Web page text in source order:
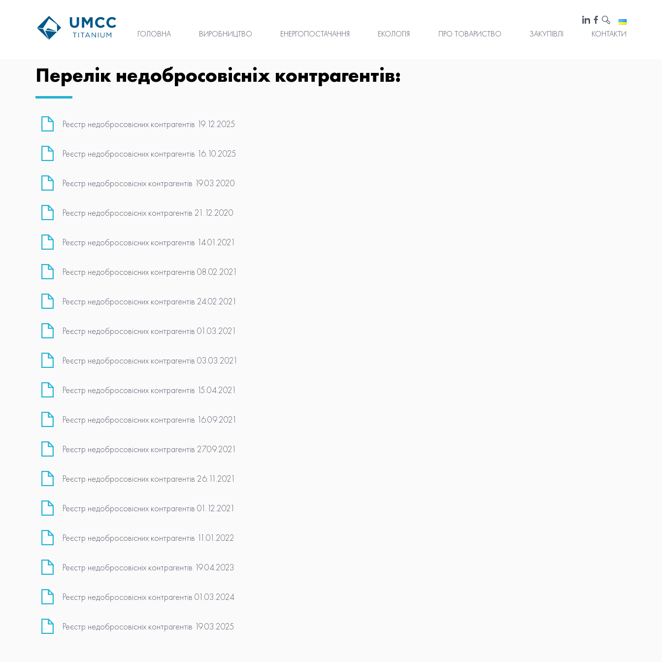
ГОЛОВНА ВИРОБНИЦТВО ЕНЕРГОПОСТАЧАННЯ ЕКОЛОГІЯ ПРО ТОВАРИСТВО ЗАКУПІВЛІ КОНТАКТИ
Перелік недобросовісніх контрагентів:
Реєстр недобросовісних контрагентів 19.12.2025
Реєстр недобросовісних контрагентів 16.10.2025
Реєстр недобросовісніх контрагентів 19.03.2020
Реєстр недобросовісніх контрагентів 21.12.2020
Реєстр недобросовісних контрагентів 14.01.2021
Реєстр недобросовісних контрагентів 08.02.2021
Реєстр недобросовісних контрагентів 24.02.2021
Реєстр недобросовісних контрагентів 01.03.2021
Реєстр недобросовісних контрагентів 03.03.2021
Реєстр недобросовісних контрагентів 15.04.2021
Реєстр недобросовісних контрагентів 16.09.2021
Реєстр недобросовісних контрагентів 27.09.2021
Реєстр недобросовісних контрагентів 26.11.2021
Реєстр недобросовісних контрагентів 01.12.2021
Реєстр недобросовісних контрагентів 11.01.2022
Реєстр недобросовісніх контрагентів 19.04.2023
Реєстр недобросовісніх контрагентів 01.03.2024
Реєстр недобросовісніх контрагентів 19.03.2025